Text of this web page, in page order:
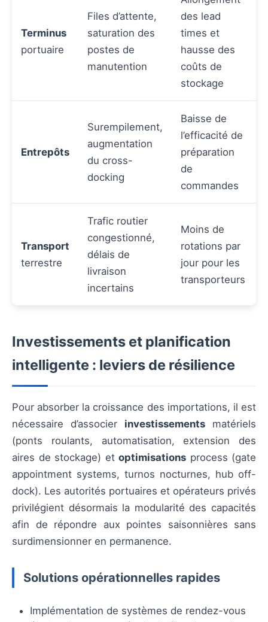
Terminus
portuaire
Files d’attente,
saturation des
postes de
manutention
des lead
times et
hausse des
coûts de
stockage
Entrepôts
Surempilement,
augmentation
du cross-
docking
Baisse de
l’efficacité de
préparation
de
commandes
Transport
terrestre
Trafic routier
congestionné,
délais de
livraison
incertains
Moins de
rotations par
jour pour les
transporteurs
Investissements et planification
intelligente : leviers de résilience
Pour absorber la croissance des importations, il est
nécessaire d’associer investissements matériels
(ponts roulants, automatisation, extension des
aires de stockage) et optimisations process (gate
appointment systems, turnos nocturnes, hub off-
dock). Les autorités portuaires et opérateurs privés
privilégient désormais la modularité des capacités
afin de répondre aux pointes saisonnières sans
surdimensionner en permanence.
Solutions opérationnelles rapides
Implémentation de systèmes de rendez-vous